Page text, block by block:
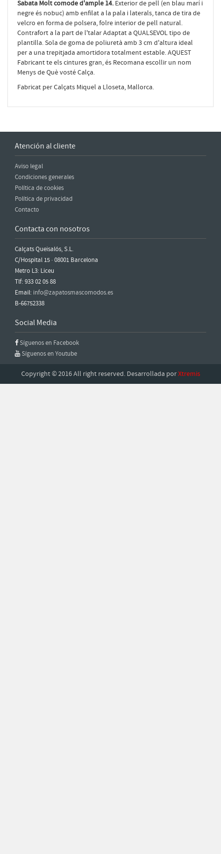
Sabata Molt comode d'ample 14. Exterior de pell (en blau marí i
negre és nobuc) amb enfilat a la pala i laterals, tanca de tira de
velcro en forma de polsera, folre interior de pell natural.
Contrafort a la part de l'talar Adaptat a QUALSEVOL tipo de
plantilla.Sola de goma de poliuretà amb 3 cm d'altura ideal
per a una trepitjada amortidora totalment estable.AQUEST
Fabricant te els cintures gran, és Recomana escollir un nom
Menys de Què vosté Calça.
Fabricat per Calçats Miquel a Lloseta, Mallorca.
Atención al cliente
Aviso legal
Condiciones generales
Política de cookies
Política de privacidad
Contacto
Contacta con nosotros
Calçats Queisalós, S.L.
C/Hospital 15 · 08001 Barcelona
Metro L3: Liceu
Tlf: 933 02 05 88
Email: info@zapatosmascomodos.es
B-66752338
Social Media
Síguenos en Facebook
Síguenos en Youtube
Copyright © 2016 All right reserved. Desarrollada porXtremis